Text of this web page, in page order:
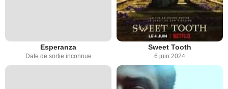
Esperanza
Date de sortie inconnue
Sweet Tooth
6 juin 2024